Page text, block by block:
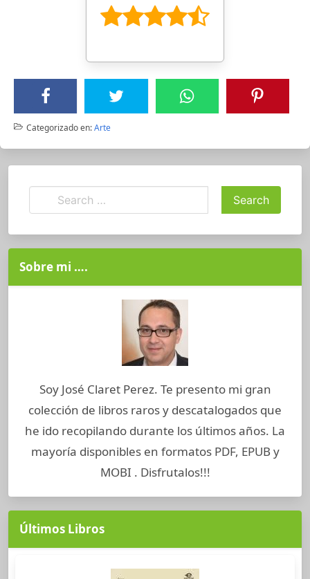
Categorizado en:Arte
Sobre mi ….
Soy José Claret Perez. Te presento mi gran
colección de libros raros y descatalogados que
he ido recopilando durante los últimos años. La
mayoría disponibles en formatos PDF, EPUB y
MOBI . Disfrutalos!!!
Últimos Libros